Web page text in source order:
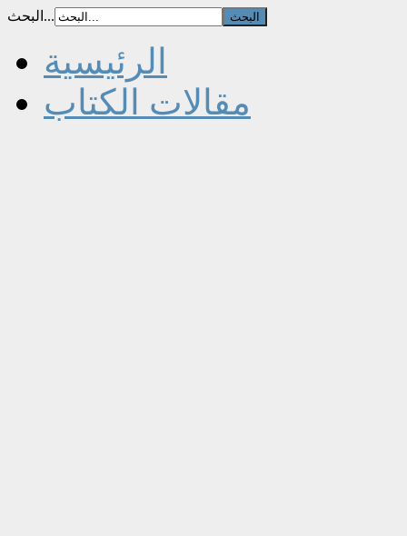
البحث...
الرئيسية
مقالات الكتاب